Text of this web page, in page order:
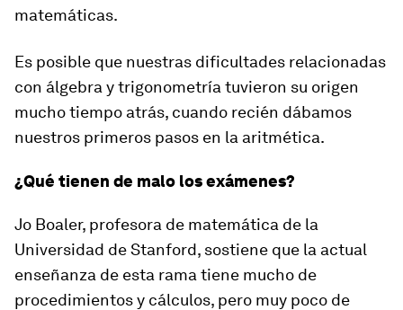
matemáticas.
Es posible que nuestras dificultades relacionadas
con álgebra y trigonometría tuvieron su origen
mucho tiempo atrás, cuando recién dábamos
nuestros primeros pasos en la aritmética.
¿Qué tienen de malo los exámenes?
Jo Boaler, profesora de matemática de la
Universidad de Stanford, sostiene que la actual
enseñanza de esta rama tiene mucho de
procedimientos y cálculos, pero muy poco de